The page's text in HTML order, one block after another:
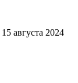
15 августа 2024